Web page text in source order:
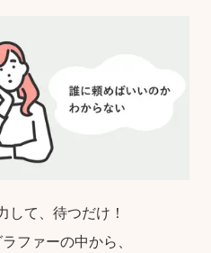
して、待つだけ！
ファーの中から、